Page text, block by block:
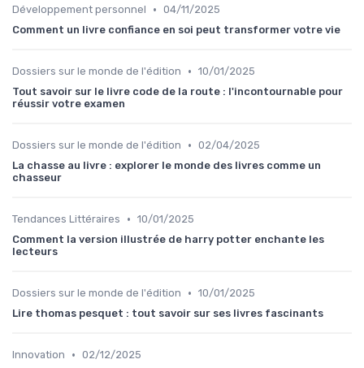
Développement personnel • 04/11/2025
Comment un livre confiance en soi peut transformer votre vie
Dossiers sur le monde de l'édition • 10/01/2025
Tout savoir sur le livre code de la route : l'incontournable pour
réussir votre examen
Dossiers sur le monde de l'édition • 02/04/2025
La chasse au livre : explorer le monde des livres comme un
chasseur
Tendances Littéraires • 10/01/2025
Comment la version illustrée de harry potter enchante les
lecteurs
Dossiers sur le monde de l'édition • 10/01/2025
Lire thomas pesquet : tout savoir sur ses livres fascinants
Innovation • 02/12/2025